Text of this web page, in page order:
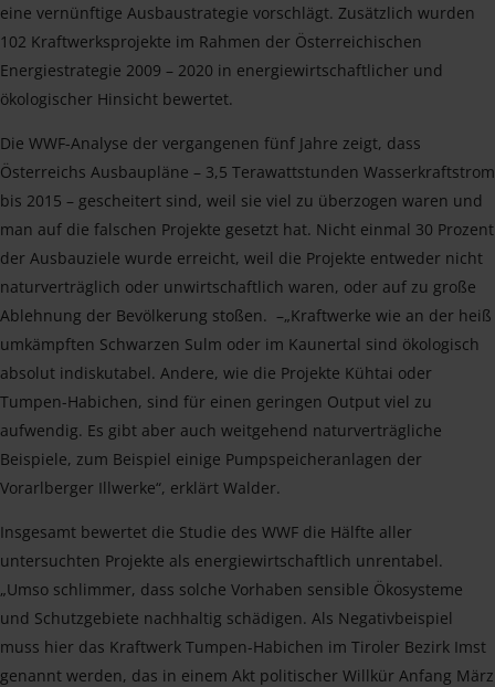
eine vernünftige Ausbaustrategie vorschlägt. Zusätzlich wurden
102 Kraftwerksprojekte im Rahmen der Österreichischen
Energiestrategie 2009 – 2020 in energiewirtschaftlicher und
ökologischer Hinsicht bewertet.
Die WWF-Analyse der vergangenen fünf Jahre zeigt, dass
Österreichs Ausbaupläne – 3,5 Terawattstunden Wasserkraftstrom
bis 2015 – gescheitert sind, weil sie viel zu überzogen waren und
man auf die falschen Projekte gesetzt hat. Nicht einmal 30 Prozent
der Ausbauziele wurde erreicht, weil die Projekte entweder nicht
naturverträglich oder unwirtschaftlich waren, oder auf zu große
Ablehnung der Bevölkerung stoßen. –„Kraftwerke wie an der heiß
umkämpften Schwarzen Sulm oder im Kaunertal sind ökologisch
absolut indiskutabel. Andere, wie die Projekte Kühtai oder
Tumpen-Habichen, sind für einen geringen Output viel zu
aufwendig. Es gibt aber auch weitgehend naturverträgliche
Beispiele, zum Beispiel einige Pumpspeicheranlagen der
Vorarlberger Illwerke“, erklärt Walder.
Insgesamt bewertet die Studie des WWF die Hälfte aller
untersuchten Projekte als energiewirtschaftlich unrentabel.
„Umso schlimmer, dass solche Vorhaben sensible Ökosysteme
und Schutzgebiete nachhaltig schädigen. Als Negativbeispiel
muss hier das Kraftwerk Tumpen-Habichen im Tiroler Bezirk Imst
genannt werden, das in einem Akt politischer Willkür Anfang März